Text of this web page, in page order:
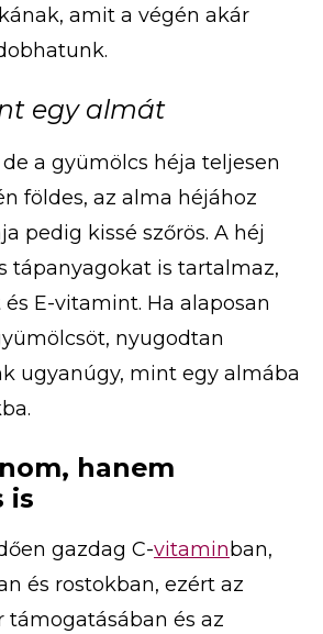
amit a végén akár
egy almát
a gyümölcs héja teljesen
földes, az alma héjához
pedig kissé szőrös. A héj
tápanyagokat is tartalmaz,
E-vitamint. Ha alaposan
nyugodtan
ugyanúgy, mint egy almába
hanem
is
gazdag C-vitaminban,
és rostokban, ezért az
és az